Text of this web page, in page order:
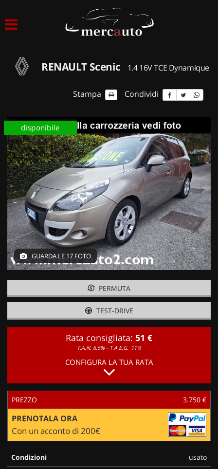
ACQUISTIAMO USATO
NOLEGGIO AUTO
NOLEGGIO LUNGO TERMINE
NOLEGGIO BREVE TERMINE
CONTATTI
RENAULT Scenic 1.4 16V TCE Dynamique
Stampa Condividi
disponibile
GUARDA LE 17 FOTO
PERMUTA
TEST-DRIVE
Rata consigliata: 51 €
T.A.N. 6,5% - T.A.E.G. 11%
CONFIGURA LA TUA RATA
PREZZO 3.750 €
PRENOTALA ORA
Con un acconto di 200€
Condizioni
usato